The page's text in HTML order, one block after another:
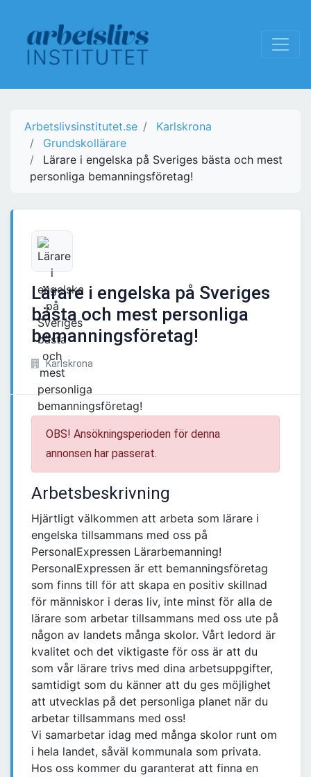
Arbetslivsinstitutet.se
Karlskrona
Grundskollärare
Lärare i engelska på Sveriges bästa och mest
personliga bemanningsföretag!
Lärare i engelska på Sveriges
bästa och mest personliga
bemanningsföretag!
Karlskrona
OBS! Ansökningsperioden för denna
annonsen har passerat.
Arbetsbeskrivning
Hjärtligt välkommen att arbeta som lärare i
engelska tillsammans med oss på
PersonalExpressen Lärarbemanning!
PersonalExpressen är ett bemanningsföretag
som finns till för att skapa en positiv skillnad
för människor i deras liv, inte minst för alla de
lärare som arbetar tillsammans med oss ute på
någon av landets många skolor. Vårt ledord är
kvalitet och det viktigaste för oss är att du
som vår lärare trivs med dina arbetsuppgifter,
samtidigt som du känner att du ges möjlighet
att utvecklas på det personliga planet när du
arbetar tillsammans med oss!
Vi samarbetar idag med många skolor runt om
i hela landet, såväl kommunala som privata.
Hos oss kommer du garanterat att finna en